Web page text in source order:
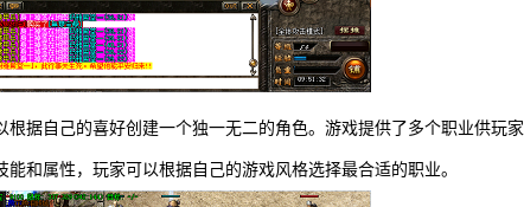
据自己的喜好创建一个独一无二的角色。游戏提供了多个职业供玩家
和属性，玩家可以根据自己的游戏风格选择最合适的职业。